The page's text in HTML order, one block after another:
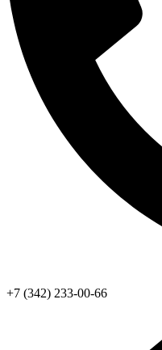
+7 (342) 233-00-66